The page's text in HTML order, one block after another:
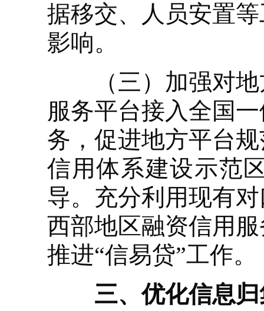
据移交、人员安置
影响。
（三）加强对地
服务平台接入全国
务，促进地方平台
信用体系建设示范
导。充分利用现有
西部地区融资信用
推进“信易贷”工作。
三、优化信息